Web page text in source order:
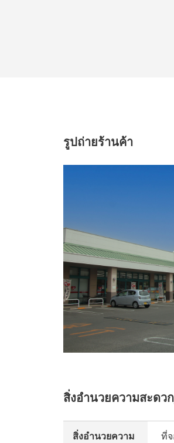
รูปถ่ายร้านค้า
สิ่งอำนวยความสะดว
สิ่งอำนวยความ
ที่